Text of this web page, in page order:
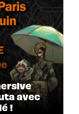
avec
!